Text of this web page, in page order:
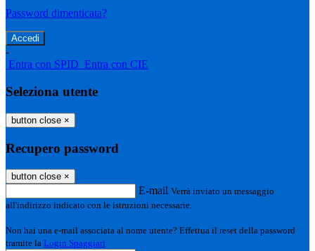
Password dimenticata?
-
Entra con SPID Entra con CIE
Seleziona utente
button close ×
Recupero password
button close ×
E-mail Verrà inviato un messaggio
all'indirizzo indicato con le istruzioni necessarie.
Non hai una e-mail associata al nome utente? Effettua il reset della password
tramite la Login Spaggiari